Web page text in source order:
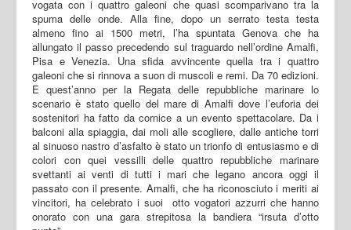
vogata con i quattro galeoni che quasi scomparivano tra la
spuma delle onde. Alla fine, dopo un serrato testa testa
almeno fino ai 1500 metri, l’ha spuntata Genova che ha
allungato il passo precedendo sul traguardo nell’ordine Amalfi,
Pisa e Venezia. Una sfida avvincente quella tra i quattro
galeoni che si rinnova a suon di muscoli e remi. Da 70 edizioni.
E quest’anno per la Regata delle repubbliche marinare lo
scenario è stato quello del mare di Amalfi dove l’euforia dei
sostenitori ha fatto da cornice a un evento spettacolare. Da i
balconi alla spiaggia, dai moli alle scogliere, dalle antiche torri
al sinuoso nastro d’asfalto è stato un trionfo di entusiasmo e di
colori con quei vessilli delle quattro repubbliche marinare
svettanti ai venti di tutti i mari che legano ancora oggi il
passato con il presente. Amalfi, che ha riconosciuto i meriti ai
vincitori, ha celebrato i suoi otto vogatori azzurri che hanno
onorato con una gara strepitosa la bandiera “irsuta d’otto